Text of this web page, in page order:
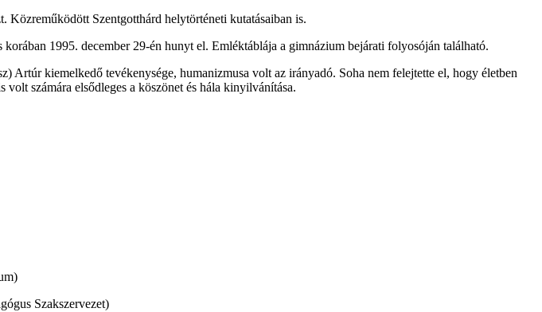
Közreműködött Szentgotthárd helytörténeti kutatásaiban is.
1995. december 29-én hunyt el. Emléktáblája a gimnázium bejárati folyosóján található.
Artúr kiemelkedő tevékenysége, humanizmusa volt az irányadó. Soha nem felejtette el, hogy életben
volt számára elsődleges a köszönet és hála kinyilvánítása.
Szakszervezet)